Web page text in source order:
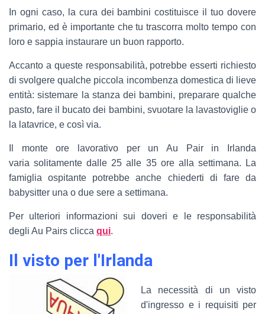
In ogni caso, la cura dei bambini costituisce il tuo dovere
primario, ed è importante che tu trascorra molto tempo con
loro e sappia instaurare un buon rapporto.
Accanto a queste responsabilità, potrebbe esserti richiesto
di svolgere qualche piccola incombenza domestica di lieve
entità: sistemare la stanza dei bambini, preparare qualche
pasto, fare il bucato dei bambini, svuotare la lavastoviglie o
la latavrice, e così via.
Il monte ore lavorativo per un Au Pair in Irlanda
varia solitamente dalle 25 alle 35 ore alla settimana. La
famiglia ospitante potrebbe anche chiederti di fare da
babysitter una o due sere a settimana.
Per ulteriori informazioni sui doveri e le responsabilità
degli Au Pairs clicca qui.
Il visto per l'Irlanda
La necessità di un visto
d'ingresso e i requisiti per